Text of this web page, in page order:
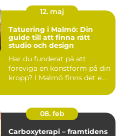
12. maj
Tatuering i Malmö: Din
guide till att finna rätt
studio och design
Har du funderat på att
föreviga en konstform på din
kropp? I Malmö finns det e...
08. feb
Carboxyterapi – framtidens